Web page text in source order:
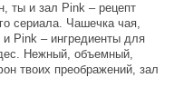
ты и зал Pink – рецепт
сериала. Чашечка чая,
Pink – ингредиенты для
Нежный, объемный,
твоих преображений, зал
бархат, плюш, ворс… Мы